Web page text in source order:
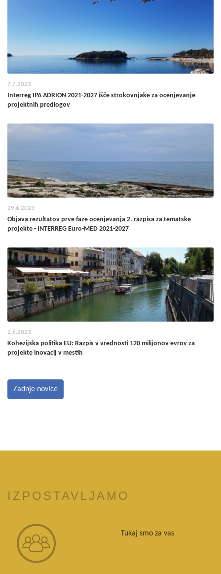
7.7.2023
Interreg IPA ADRION 2021-2027 išče strokovnjake za ocenjevanje
projektnih predlogov
29.6.2023
Objava rezultatov prve faze ocenjevanja 2. razpisa za tematske
projekte - INTERREG Euro-MED 2021-2027
2.6.2023
Kohezijska politika EU: Razpis v vrednosti 120 milijonov evrov za
projekte inovacij v mestih
Zadnje novice
IZPOSTAVLJAMO
Tukaj smo za vas